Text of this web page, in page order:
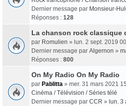
Dernier message par Monsieur-
Réponses : 128
La chanson rock classique
par Romulien » lun. 2 sept. 2019
Dernier message par Algernon »
Réponses : 800
On My Radio On My Radio
par Pablitta » mer. 31 mars 2021
Cinéma / Télévision / Séries télé
Dernier message par CCR » lun. 3